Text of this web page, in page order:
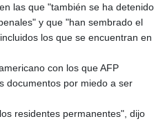
las que "también se ha detenido
y que "han sembrado el
los que se encuentran en
con los que AFP
documentos por miedo a ser
residentes permanentes", dijo